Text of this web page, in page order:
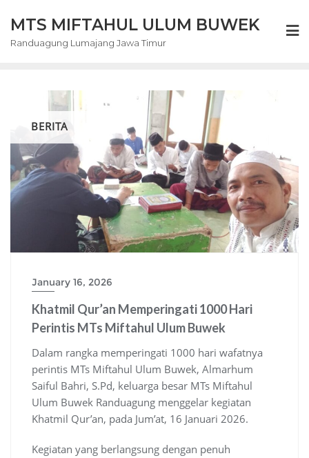
content
MTS MIFTAHUL ULUM BUWEK
Randuagung Lumajang Jawa Timur
BERITA
January 16, 2026
Khatmil Qur’an Memperingati 1000 Hari
Perintis MTs Miftahul Ulum Buwek
Dalam rangka memperingati 1000 hari wafatnya
perintis MTs Miftahul Ulum Buwek, Almarhum
Saiful Bahri, S.Pd, keluarga besar MTs Miftahul
Ulum Buwek Randuagung menggelar kegiatan
Khatmil Qur’an, pada Jum’at, 16 Januari 2026.
Kegiatan yang berlangsung dengan penuh